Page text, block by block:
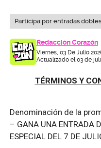
Participa por entradas
Redacción Corazón
Viernes, 03 De Julio
Actualizado el 03 de
TÉRMINOS Y
Denominación de la
– GANA UNA ENTRADA
ESPECIAL DEL 7 DE